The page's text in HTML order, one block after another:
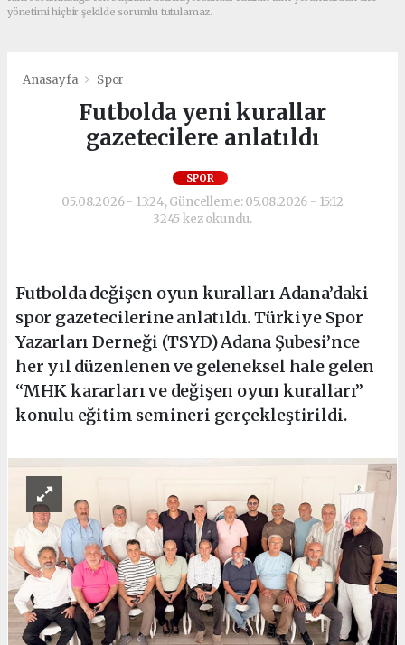
yönetimi hiçbir şekilde sorumlu tutulamaz.
Anasayfa Spor
Futbolda yeni kurallar
gazetecilere anlatıldı
SPOR
05.08.2026 - 13:24, Güncelleme: 05.08.2026 - 15:12
3245 kez okundu.
Futbolda değişen oyun kuralları Adana’daki
spor gazetecilerine anlatıldı. Türkiye Spor
Yazarları Derneği (TSYD) Adana Şubesi’nce
her yıl düzenlenen ve geleneksel hale gelen
“MHK kararları ve değişen oyun kuralları”
konulu eğitim semineri gerçekleştirildi.